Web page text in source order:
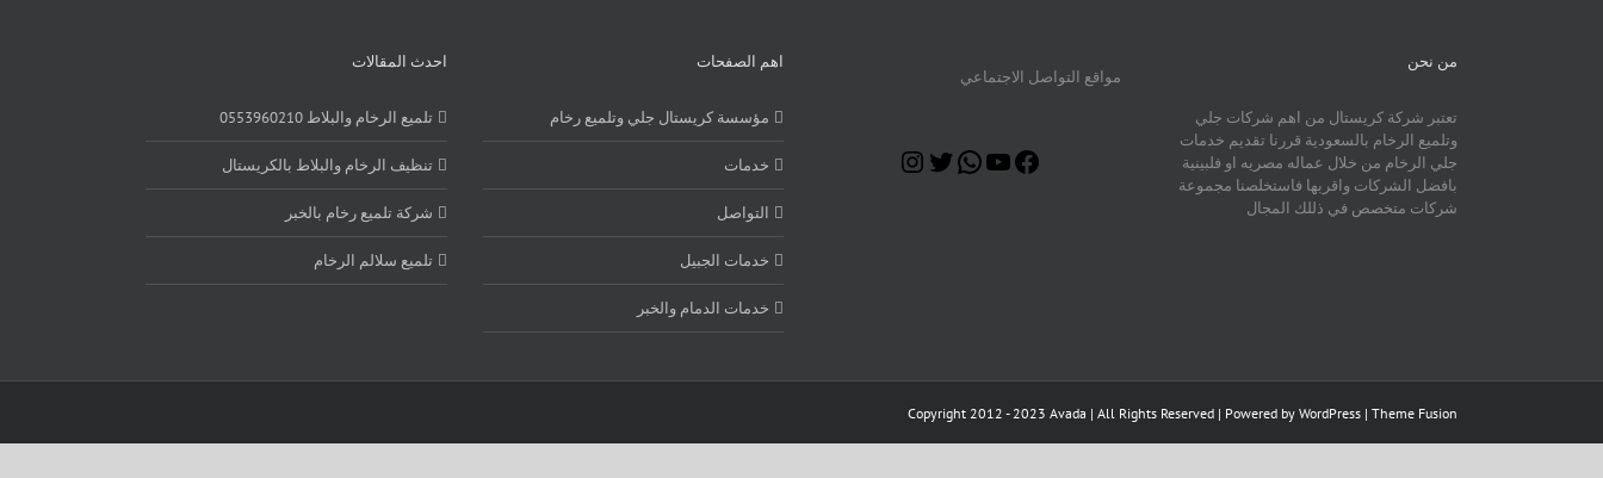
من نحن
تعتبر شركة كريستال من اهم شركات جلي
وتلميع الرخام بالسعودية قررنا تقديم خدمات
جلي الرخام من خلال عماله مصريه او فلبينية
بافضل الشركات واقربها فاستخلصنا مجموعة
شركات متخصص في ذللك المجال
مواقع التواصل الاجتماعي
Facebook
YouTube
WhatsApp
Twitter
اهم الصفحات
مؤسسة كريستال جلي وتلميع رخام
خدمات
التواصل
خدمات الجبيل
خدمات الدمام والخبر
احدث المقالات
تلميع الرخام والبلاط 0553960210
تنظيف الرخام والبلاط بالكريستال
شركة تلميع رخام بالخبر
تلميع سلالم الرخام
Copyright 2012 - 2023 Avada | All Rights Reserved | Powered by WordPress | Theme Fusion